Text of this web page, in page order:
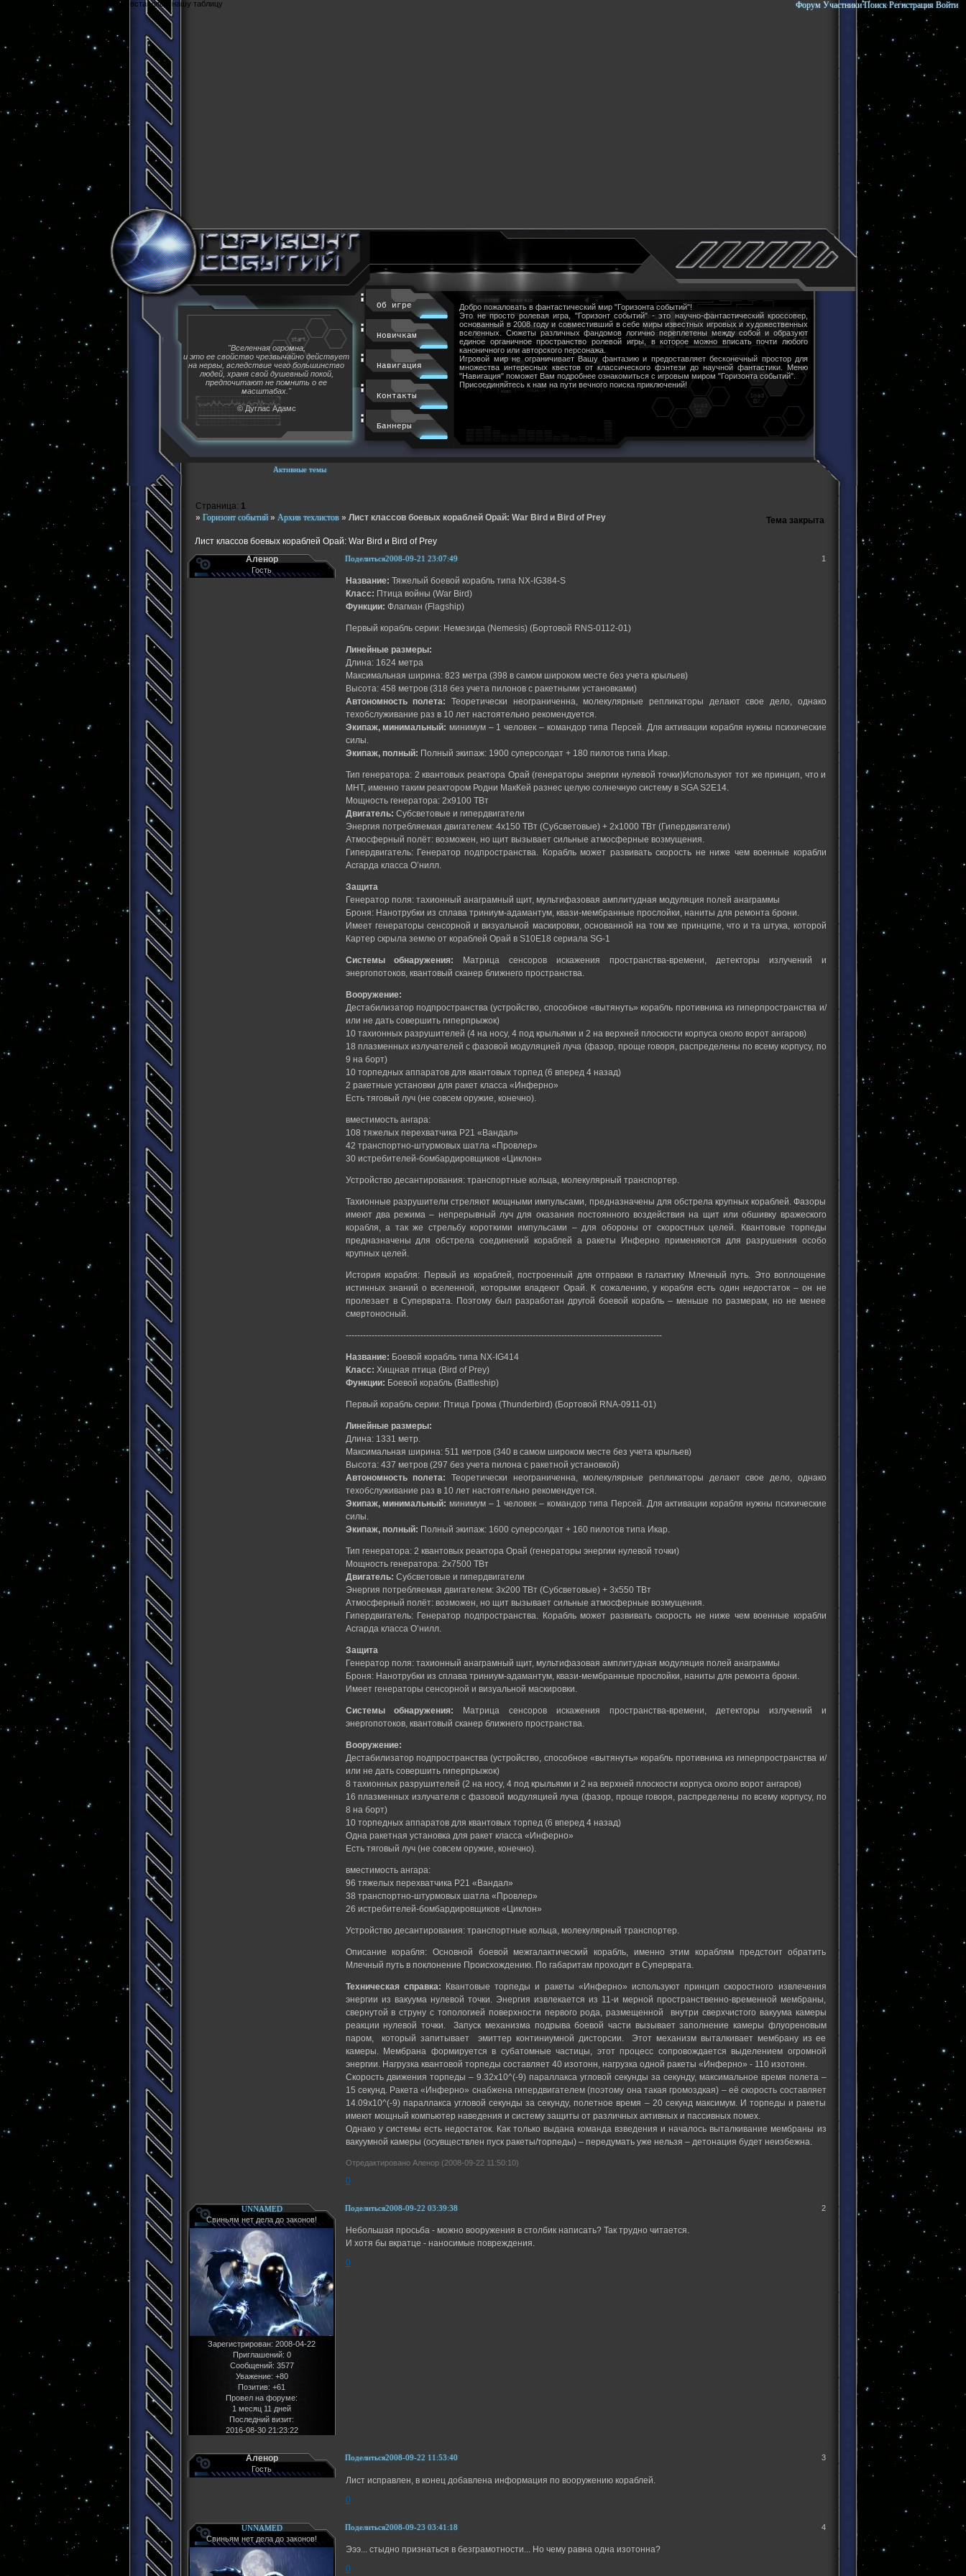
Cюда вставляем нашу таблицу Форум Участники Поиск Регистрация Войти
Активные темы
"Вселенная огромна,
и это ее свойство чрезвычайно действует
на нервы, вследствие чего большинство
людей, храня свой душевный покой,
предпочитают не помнить о ее
масштабах."
© Дуглас Адамс
Об игре
Новичкам
Навигация
Контакты
Баннеры
Добро пожаловать в фантастический мир "Горизонта событий"!
Это не просто ролевая игра, "Горизонт событий" - это научно-фантастический кроссовер,
основанный в 2008 году и совместивший в себе миры известных игровых и художественных
вселенных. Сюжеты различных фандомов логично переплетены между собой и образуют
единое органичное пространство ролевой игры, в которое можно вписать почти любого
каноничного или авторского персонажа.
Игровой мир не ограничивает Вашу фантазию и предоставляет бесконечный простор для
множества интересных квестов от классического фэнтези до научной фантастики. Меню
"Навигация" поможет Вам подробнее ознакомиться с игровым миром "Горизонта событий".
Присоединяйтесь к нам на пути вечного поиска приключений!
» Горизонт событий » Архив техлистов » Лист классов боевых кораблей Орай: War Bird и Bird of Prey
Лист классов боевых кораблей Орай: War Bird и Bird of Prey
Страница: 1
Тема закрыта
Поделиться 1
2008-09-21 23:07:49
Аленор
Гость
Название: Тяжелый боевой корабль типа NX-IG384-S
Класс: Птица войны (War Bird)
Функции: Флагман (Flagship)
Первый корабль серии: Немезида (Nemesis) (Бортовой RNS-0112-01)
Линейные размеры:
Длина: 1624 метра
Максимальная ширина: 823 метра (398 в самом широком месте без учета крыльев)
Высота: 458 метров (318 без учета пилонов с ракетными установками)
Автономность полета: Теоретически неограниченна, молекулярные репликаторы делают свое дело, однако
техобслуживание раз в 10 лет настоятельно рекомендуется.
Экипаж, минимальный: минимум – 1 человек – командор типа Персей. Для активации корабля нужны психические
силы.
Экипаж, полный: Полный экипаж: 1900 суперсолдат + 180 пилотов типа Икар.
Тип генератора: 2 квантовых реактора Орай (генераторы энергии нулевой точки)Используют тот же принцип, что и
МНТ, именно таким реактором Родни МакКей разнес целую солнечную систему в SGA S2E14.
Мощность генератора: 2х9100 ТВт
Двигатель: Субсветовые и гипердвигатели
Энергия потребляемая двигателем: 4х150 ТВт (Субсветовые) + 2х1000 ТВт (Гипердвигатели)
Атмосферный полёт: возможен, но щит вызывает сильные атмосферные возмущения.
Гипердвигатель: Генератор подпространства. Корабль может развивать скорость не ниже чем военные корабли
Асгарда класса О’нилл.
Защита
Генератор поля: тахионный анаграмный щит, мультифазовая амплитудная модуляция полей анаграммы
Броня: Нанотрубки из сплава триниум-адамантум, квази-мембранные прослойки, наниты для ремонта брони.
Имеет генераторы сенсорной и визуальной маскировки, основанной на том же принципе, что и та штука, которой
Картер скрыла землю от кораблей Орай в S10E18 сериала SG-1
Системы обнаружения: Матрица сенсоров искажения пространства-времени, детекторы излучений и
энергопотоков, квантовый сканер ближнего пространства.
Вооружение:
Дестабилизатор подпространства (устройство, способное «вытянуть» корабль противника из гиперпространства и/
или не дать совершить гиперпрыжок)
10 тахионных разрушителей (4 на носу, 4 под крыльями и 2 на верхней плоскости корпуса около ворот ангаров)
18 плазменных излучателей с фазовой модуляцией луча (фазор, проще говоря, распределены по всему корпусу, по
9 на борт)
10 торпедных аппаратов для квантовых торпед (6 вперед 4 назад)
2 ракетные установки для ракет класса «Инферно»
Есть тяговый луч (не совсем оружие, конечно).
вместимость ангара:
108 тяжелых перехватчика P21 «Вандал»
42 транспортно-штурмовых шатла «Провлер»
30 истребителей-бомбардировщиков «Циклон»
Устройство десантирования: транспортные кольца, молекулярный транспортер.
Тахионные разрушители стреляют мощными импульсами, предназначены для обстрела крупных кораблей. Фазоры
имеют два режима – непрерывный луч для оказания постоянного воздействия на щит или обшивку вражеского
корабля, а так же стрельбу короткими импульсами – для обороны от скоростных целей. Квантовые торпеды
предназначены для обстрела соединений кораблей а ракеты Инферно применяются для разрушения особо
крупных целей.
История корабля: Первый из кораблей, построенный для отправки в галактику Млечный путь. Это воплощение
истинных знаний о вселенной, которыми владеют Орай. К сожалению, у корабля есть один недостаток – он не
пролезает в Суперврата. Поэтому был разработан другой боевой корабль – меньше по размерам, но не менее
смертоносный.
--------------------------------------------------------------------------------------------------------------
Название: Боевой корабль типа NX-IG414
Класс: Хищная птица (Bird of Prey)
Функции: Боевой корабль (Battleship)
Первый корабль серии: Птица Грома (Thunderbird) (Бортовой RNA-0911-01)
Линейные размеры:
Длина: 1331 метр.
Максимальная ширина: 511 метров (340 в самом широком месте без учета крыльев)
Высота: 437 метров (297 без учета пилона с ракетной установкой)
Автономность полета: Теоретически неограниченна, молекулярные репликаторы делают свое дело, однако
техобслуживание раз в 10 лет настоятельно рекомендуется.
Экипаж, минимальный: минимум – 1 человек – командор типа Персей. Для активации корабля нужны психические
силы.
Экипаж, полный: Полный экипаж: 1600 суперсолдат + 160 пилотов типа Икар.
Тип генератора: 2 квантовых реактора Орай (генераторы энергии нулевой точки)
Мощность генератора: 2х7500 ТВт
Двигатель: Субсветовые и гипердвигатели
Энергия потребляемая двигателем: 3х200 ТВт (Субсветовые) + 3х550 ТВт
Атмосферный полёт: возможен, но щит вызывает сильные атмосферные возмущения.
Гипердвигатель: Генератор подпространства. Корабль может развивать скорость не ниже чем военные корабли
Асгарда класса О’нилл.
Защита
Генератор поля: тахионный анаграмный щит, мультифазовая амплитудная модуляция полей анаграммы
Броня: Нанотрубки из сплава триниум-адамантум, квази-мембранные прослойки, наниты для ремонта брони.
Имеет генераторы сенсорной и визуальной маскировки.
Системы обнаружения: Матрица сенсоров искажения пространства-времени, детекторы излучений и
энергопотоков, квантовый сканер ближнего пространства.
Вооружение:
Дестабилизатор подпространства (устройство, способное «вытянуть» корабль противника из гиперпространства и/
или не дать совершить гиперпрыжок)
8 тахионных разрушителей (2 на носу, 4 под крыльями и 2 на верхней плоскости корпуса около ворот ангаров)
16 плазменных излучателя с фазовой модуляцией луча (фазор, проще говоря, распределены по всему корпусу, по
8 на борт)
10 торпедных аппаратов для квантовых торпед (6 вперед 4 назад)
Одна ракетная установка для ракет класса «Инферно»
Есть тяговый луч (не совсем оружие, конечно).
вместимость ангара:
96 тяжелых перехватчика P21 «Вандал»
38 транспортно-штурмовых шатла «Провлер»
26 истребителей-бомбардировщиков «Циклон»
Устройство десантирования: транспортные кольца, молекулярный транспортер.
Описание корабля: Основной боевой межгалактический корабль, именно этим кораблям предстоит обратить
Млечный путь в поклонение Происхождению. По габаритам проходит в Суперврата.
Техническая справка: Квантовые торпеды и ракеты «Инферно» используют принцип скоростного извлечения
энергии из вакуума нулевой точки. Энергия извлекается из 11-и мерной пространственно-временной мембраны,
свернутой в струну с топологией поверхности первого рода, размещенной внутри сверхчистого вакуума камеры
реакции нулевой точки. Запуск механизма подрыва боевой части вызывает заполнение камеры флуореновым
паром, который запитывает эмиттер континиумной дисторсии. Этот механизм выталкивает мембрану из ее
камеры. Мембрана формируется в субатомные частицы, этот процесс сопровождается выделением огромной
энергии. Нагрузка квантовой торпеды составляет 40 изотонн, нагрузка одной ракеты «Инферно» - 110 изотонн.
Скорость движения торпеды – 9.32х10^(-9) параллакса угловой секунды за секунду, максимальное время полета –
15 секунд. Ракета «Инферно» снабжена гипердвигателем (поэтому она такая громоздкая) – её скорость составляет
14.09х10^(-9) параллакса угловой секунды за секунду, полетное время – 20 секунд максимум. И торпеды и ракеты
имеют мощный компьютер наведения и систему защиты от различных активных и пассивных помех.
Однако у системы есть недостаток. Как только выдана команда взведения и началось выталкивание мембраны из
вакуумной камеры (осувществлен пуск ракеты/торпеды) – передумать уже нельзя – детонация будет неизбежна.
Отредактировано Аленор (2008-09-22 11:50:10)
0
Поделиться 2
2008-09-22 03:39:38
UNNAMED
Свиньям нет дела до законов!
Зарегистрирован: 2008-04-22
Приглашений: 0
Сообщений: 3577
Уважение: +80
Позитив: +61
Провел на форуме:
1 месяц 11 дней
Последний визит:
2016-08-30 21:23:22
Небольшая просьба - можно вооружения в столбик написать? Так трудно читается.
И хотя бы вкратце - наносимые повреждения.
0
Поделиться 3
2008-09-22 11:53:40
Аленор
Гость
Лист исправлен, в конец добавлена информация по вооружению кораблей.
0
Поделиться 4
2008-09-23 03:41:18
UNNAMED
Свиньям нет дела до законов!
Эээ... стыдно признаться в безграмотности... Но чему равна одна изотонна?
0